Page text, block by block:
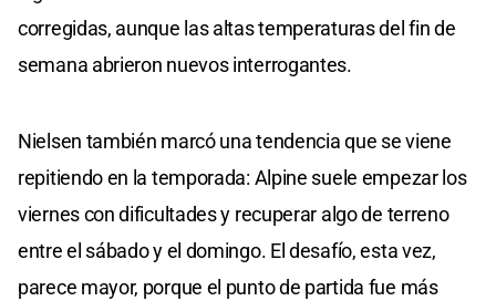
corregidas, aunque las altas temperaturas del fin de
semana abrieron nuevos interrogantes.
Nielsen también marcó una tendencia que se viene
repitiendo en la temporada: Alpine suele empezar los
viernes con dificultades y recuperar algo de terreno
entre el sábado y el domingo. El desafío, esta vez,
parece mayor, porque el punto de partida fue más